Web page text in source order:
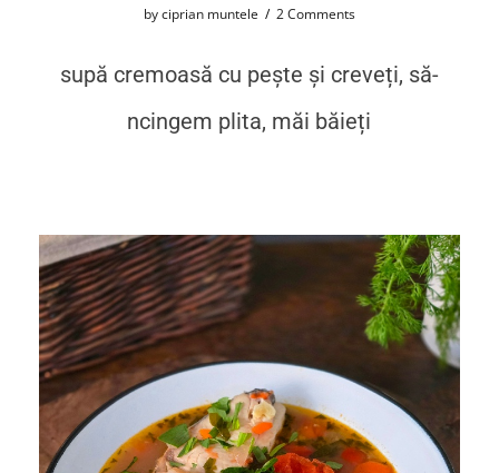
byciprian muntele / 2 Comments
supă cremoasă cu pește și creveți, să-
ncingem plita, măi băieți